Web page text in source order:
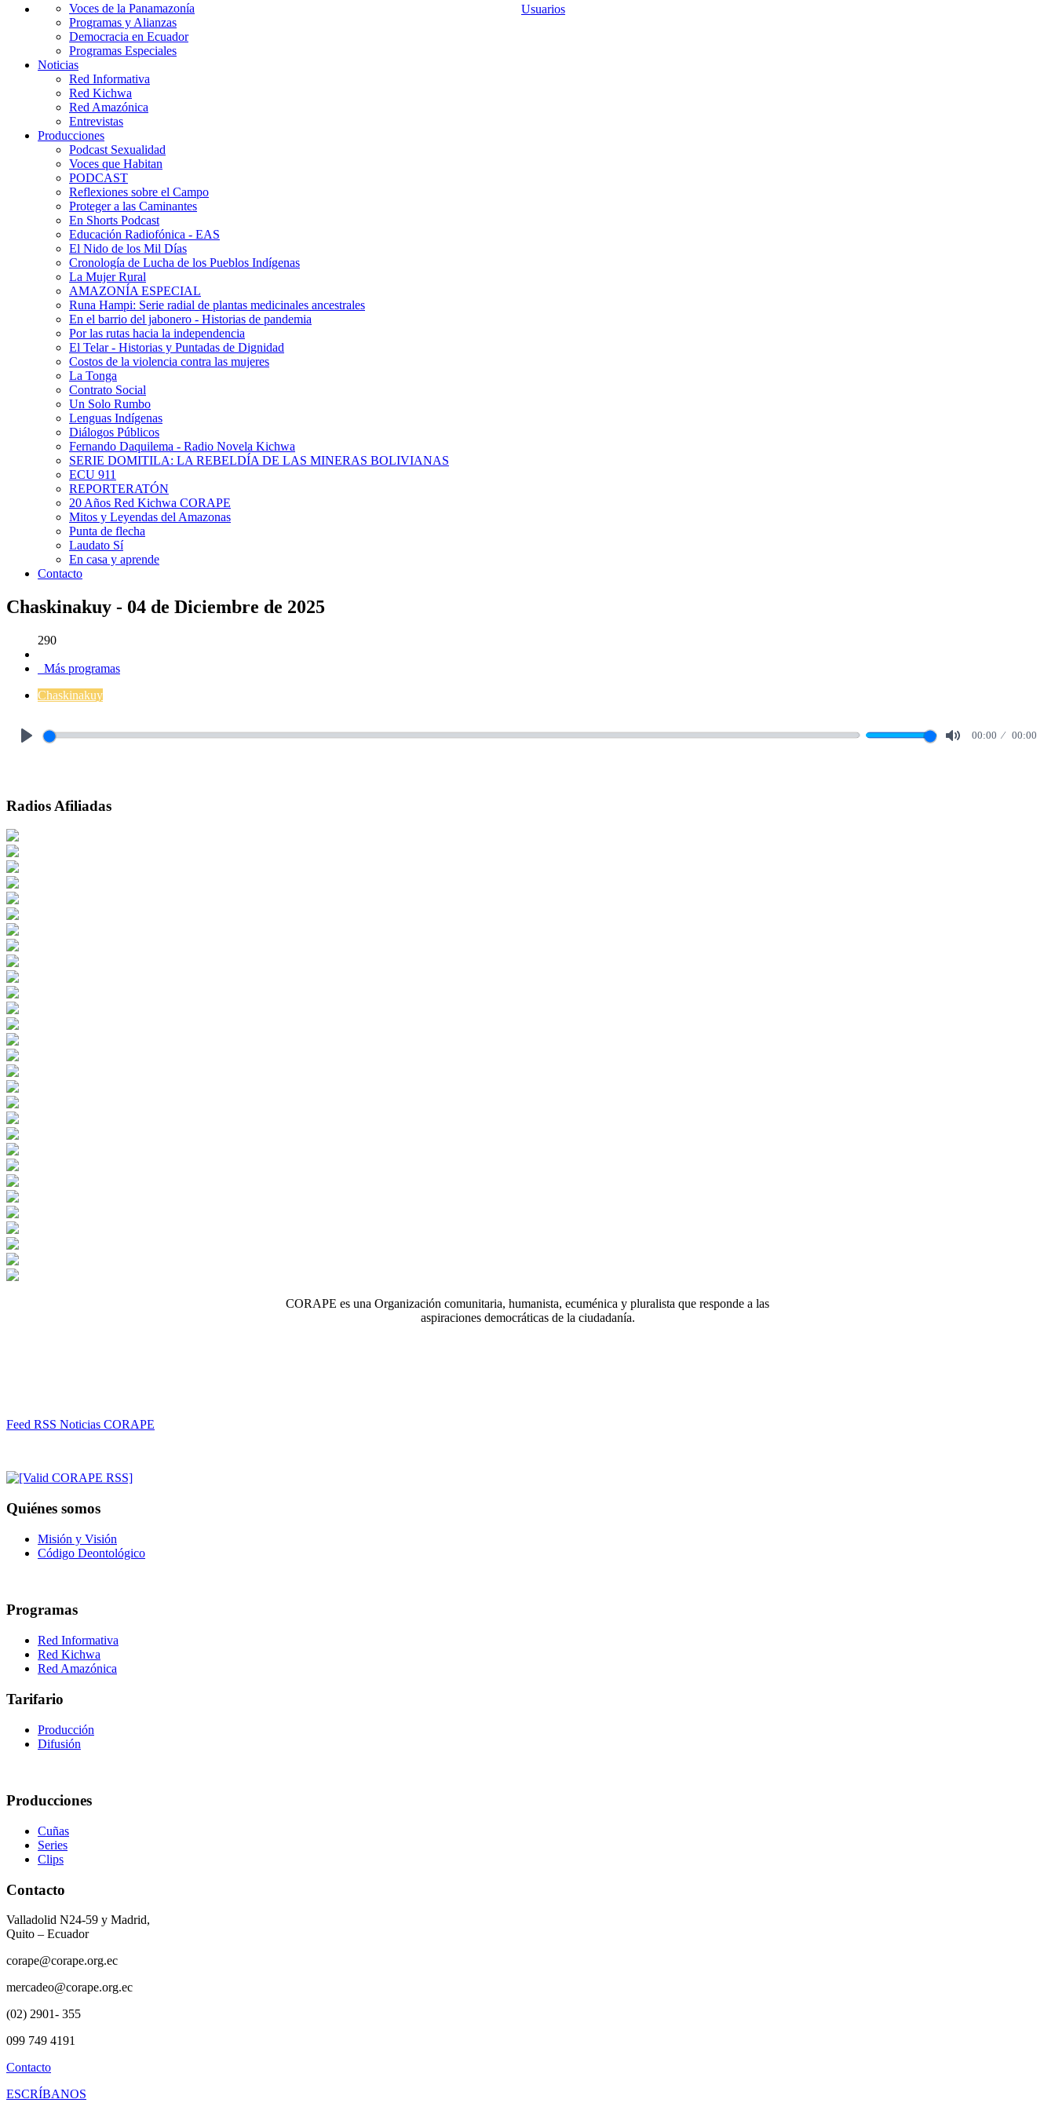
Usuarios
Voces de la Panamazonía
Programas y Alianzas
Democracia en Ecuador
Programas Especiales
Noticias
Red Informativa
Red Kichwa
Red Amazónica
Entrevistas
Producciones
Podcast Sexualidad
Voces que Habitan
PODCAST
Reflexiones sobre el Campo
Proteger a las Caminantes
En Shorts Podcast
Educación Radiofónica - EAS
El Nido de los Mil Días
Cronología de Lucha de los Pueblos Indígenas
La Mujer Rural
AMAZONÍA ESPECIAL
Runa Hampi: Serie radial de plantas medicinales ancestrales
En el barrio del jabonero - Historias de pandemia
Por las rutas hacia la independencia
El Telar - Historias y Puntadas de Dignidad
Costos de la violencia contra las mujeres
La Tonga
Contrato Social
Un Solo Rumbo
Lenguas Indígenas
Diálogos Públicos
Fernando Daquilema - Radio Novela Kichwa
SERIE DOMITILA: LA REBELDÍA DE LAS MINERAS BOLIVIANAS
ECU 911
REPORTERATÓN
20 Años Red Kichwa CORAPE
Mitos y Leyendas del Amazonas
Punta de flecha
Laudato Sí
En casa y aprende
Contacto
Chaskinakuy - 04 de Diciembre de 2025
290
Más programas
Chaskinakuy
00:00 00:00
Radios Afiliadas
CORAPE es una Organización comunitaria, humanista, ecuménica y pluralista que responde a las
aspiraciones democráticas de la ciudadanía.
Feed RSS Noticias CORAPE
Quiénes somos
Misión y Visión
Código Deontológico
Programas
Red Informativa
Red Kichwa
Red Amazónica
Tarifario
Producción
Difusión
Producciones
Cuñas
Series
Clips
Contacto
Valladolid N24-59 y Madrid,
Quito – Ecuador
corape@corape.org.ec
mercadeo@corape.org.ec
(02) 2901- 355
099 749 4191
Contacto
ESCRÍBANOS